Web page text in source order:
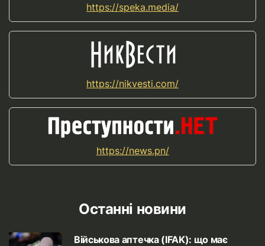
https://speka.media/
https://nikvesti.com/
https://news.pn/
Останні новини
Військова аптечка (IFAK): що має